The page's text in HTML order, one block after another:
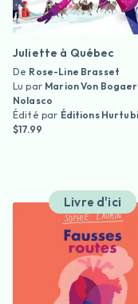
Juliette à Québec
De Rose-Line Brasset
Lu par Marion Von
Nolasco
Édité par Éditions
$17.99
Livre d'ici